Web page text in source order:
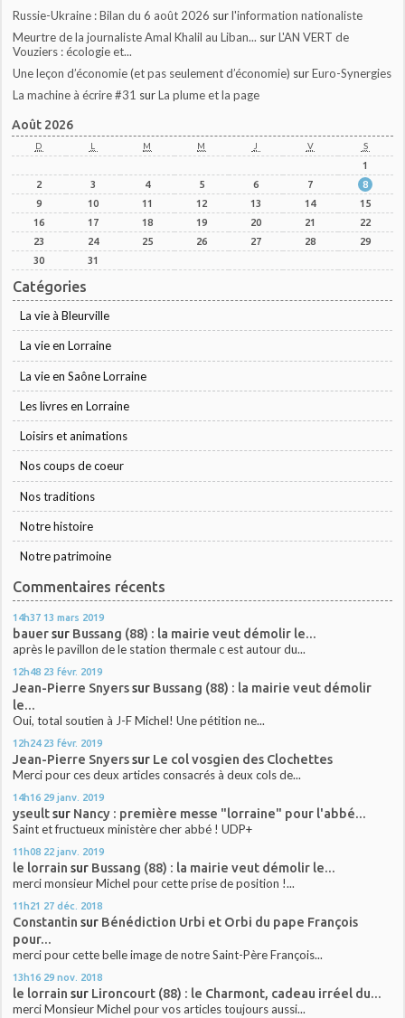
Russie-Ukraine : Bilan du 6 août 2026 surl'information nationaliste
Meurtre de la journaliste Amal Khalil au Liban... surL'AN VERT de
Vouziers : écologie et...
Une leçon d’économie (et pas seulement d’économie) surEuro-Synergies
La machine à écrire #31 surLa plume et la page
Août 2026
D L M M J V S
1
2
3 4 5 6 7
8
9
10 11 12 13 14
15
16
17 18 19 20 21
22
23
24 25 26 27 28
29
30
31
Catégories
La vie à Bleurville
La vie en Lorraine
La vie en Saône Lorraine
Les livres en Lorraine
Loisirs et animations
Nos coups de coeur
Nos traditions
Notre histoire
Notre patrimoine
Commentaires récents
14h37 13 mars 2019
bauersur Bussang (88) : la mairie veut démolir le...
après le pavillon de le station thermale c est autour du...
12h48 23 févr. 2019
Jean-Pierre Snyerssur Bussang (88) : la mairie veut démolir
le...
Oui, total soutien à J-F Michel! Une pétition ne...
12h24 23 févr. 2019
Jean-Pierre Snyerssur Le col vosgien des Clochettes
Merci pour ces deux articles consacrés à deux cols de...
14h16 29 janv. 2019
yseultsur Nancy : première messe "lorraine" pour l'abbé...
Saint et fructueux ministère cher abbé ! UDP+
11h08 22 janv. 2019
le lorrain sur Bussang (88) : la mairie veut démolir le...
merci monsieur Michel pour cette prise de position !...
11h21 27 déc. 2018
Constantin sur Bénédiction Urbi et Orbi du pape François
pour...
merci pour cette belle image de notre Saint-Père François...
13h16 29 nov. 2018
le lorrain sur Lironcourt (88) : le Charmont, cadeau irréel du...
merci Monsieur Michel pour vos articles toujours aussi...